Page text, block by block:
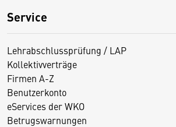
Service
Lehrabschlussprüfung / LAP
Kollektivverträge
Firmen A-Z
Benutzerkonto
eServices der WKO
Betrugswarnungen